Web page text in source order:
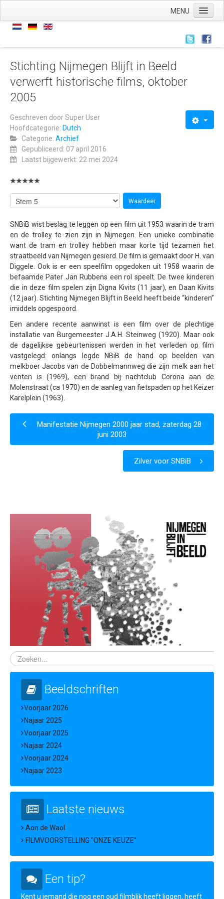
MENU
Home
Nieuws
Archief
Links
Wie zijn we
De stichting
ANBI
Wat hebben we
Wat doen we
Voorstellingen
Samenwerking
Beeldschriften
Wat zoeken we
Donateurs
Vrijwilligers
Beeldmateriaal
Contact
Contactinformatie
Inschrijfformulier
Stichting Nijmegen Blijft in Beeld
verwerft historische films, oktober
2005
Geschreven doorSuper User
Hoofdcategorie: Dutch
Categorie: Archief
Gepubliceerd: 07 april 2016
Laatst bijgewerkt: 22 mei 2024
SNBiB wist beslag te leggen op een film uit 1953 waarin de tram
en de trolley te zien zijn in Nijmegen. Een unieke combinatie
want de tram en trolley hebben maar korte tijd tezamen het
straatbeeld van Nijmegen gesierd. De film is gemaakt door H. van
Diggele. Ook is er een speelfilm opgedoken uit 1958 waarin de
befaamde Pater Jan Rubbens een rol speelt. De twee kinderen
die in deze film spelen zijn Digna Kivits (11 jaar), en Daan Kivits
(12 jaar). Stichting Nijmegen Blijft in Beeld heeft beide “kinderen”
imiddels opgespoord.
Een andere recente aanwinst is een film over de plechtige
installatie van Burgemeester J.A.H. Steinweg (1920). Maar ook
de dagelijkse gebeurtenissen werden in het verleden op film
vastgelegd: onlangs legde NBiB de hand op beelden van
melkboer Jacobs van de Dobbelmannweg die zijn melk aan het
venten is (1969), een brand bij nachtclub Corona aan de
Molenstraat (ca 1970) en de aanleg van fietspaden op het Keizer
Karelplein (1963).
Manifestatie Nijmegen 2000 jaar stad, zaterdag 28
juni 2003
Zilver voor SNBiB
Beeldschriften
Voorjaar 2026
Najaar 2025
Voorjaar 2025
Najaar 2024
Voorjaar 2024
Najaar 2023
Laatste nieuws
Aon de Waol
FILMVOORSTELLING "ONZE KEUZE"
Een tip?
Kent u iemand die nog een oud filmblik heeft liggen, heeft